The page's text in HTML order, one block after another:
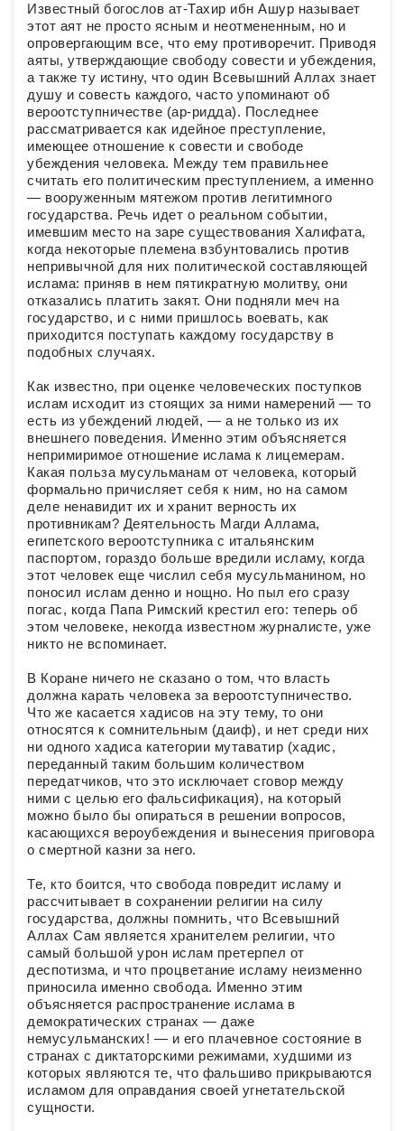
Известный богослов ат-Тахир ибн Ашур называет
этот аят не просто ясным и неотмененным, но и
опровергающим все, что ему противоречит. Приводя
аяты, утверждающие свободу совести и убеждения,
а также ту истину, что один Всевышний Аллах знает
душу и совесть каждого, часто упоминают об
вероотступничестве (ар-ридда). Последнее
рассматривается как идейное преступление,
имеющее отношение к совести и свободе
убеждения человека. Между тем правильнее
считать его политическим преступлением, а именно
— вооруженным мятежом против легитимного
государства. Речь идет о реальном событии,
имевшим место на заре существования Халифата,
когда некоторые племена взбунтовались против
непривычной для них политической составляющей
ислама: приняв в нем пятикратную молитву, они
отказались платить закят. Они подняли меч на
государство, и с ними пришлось воевать, как
приходится поступать каждому государству в
подобных случаях.
Как известно, при оценке человеческих поступков
ислам исходит из стоящих за ними намерений — то
есть из убеждений людей, — а не только из их
внешнего поведения. Именно этим объясняется
непримиримое отношение ислама к лицемерам.
Какая польза мусульманам от человека, который
формально причисляет себя к ним, но на самом
деле ненавидит их и хранит верность их
противникам? Деятельность Магди Аллама,
египетского вероотступника с итальянским
паспортом, гораздо больше вредили исламу, когда
этот человек еще числил себя мусульманином, но
поносил ислам денно и нощно. Но пыл его сразу
погас, когда Папа Римский крестил его: теперь об
этом человеке, некогда известном журналисте, уже
никто не вспоминает.
В Коране ничего не сказано о том, что власть
должна карать человека за вероотступничество.
Что же касается хадисов на эту тему, то они
относятся к сомнительным (даиф), и нет среди них
ни одного хадиса категории мутаватир (хадис,
переданный таким большим количеством
передатчиков, что это исключает сговор между
ними с целью его фальсификация), на который
можно было бы опираться в решении вопросов,
касающихся вероубеждения и вынесения приговора
о смертной казни за него.
Те, кто боится, что свобода повредит исламу и
рассчитывает в сохранении религии на силу
государства, должны помнить, что Всевышний
Аллах Сам является хранителем религии, что
самый большой урон ислам претерпел от
деспотизма, и что процветание исламу неизменно
приносила именно свобода. Именно этим
объясняется распространение ислама в
демократических странах — даже
немусульманских! — и его плачевное состояние в
странах с диктаторскими режимами, худшими из
которых являются те, что фальшиво прикрываются
исламом для оправдания своей угнетательской
сущности.